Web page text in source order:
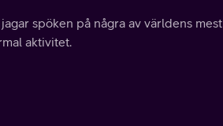
spöken på några av världens mest
aktivitet.